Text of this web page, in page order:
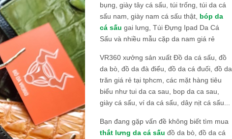
bụng, giày tây cá sấu, túi trống, túi da cá
sấu nam, giày nam cá sấu thật, bóp da
cá sấu gai lưng, Túi Đựng Ipad Da Cá
Sấu và nhiều mẫu cặp da nam giá rẻ
VR360 xưởng sản xuất Đồ da cá sấu, đồ
da bò, đồ da đà điểu, đồ da cá đuối, đồ da
trăn giá rẻ tại tphcm, các mặt hàng tiêu
biểu như tui da ca sau, bop da ca sau,
giày cá sấu, ví da cá sấu, dây nịt cá sấu...
Bạn đang gặp vấn đề không biết tìm mua
thắt lưng da cá sấu đồ da bò, đồ da cá